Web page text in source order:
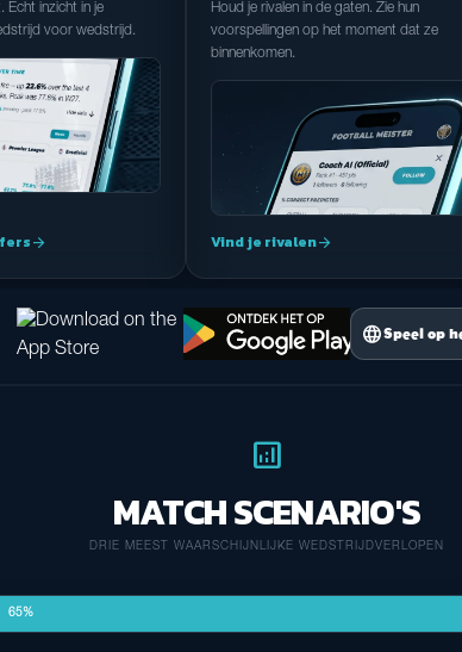
Echt inzicht in je
voor wedstrijd.
arrow_forward
Houd je rivalen in de gaten. Zie hun
voorspellingen op het moment dat ze
binnenkomen.
Vind je rivalenarrow_forward
languageSpeel op
analytics
MATCH SCENARIO'S
DRIE MEEST WAARSCHIJNLIJKE WEDSTRIJDVERLOPEN
65%